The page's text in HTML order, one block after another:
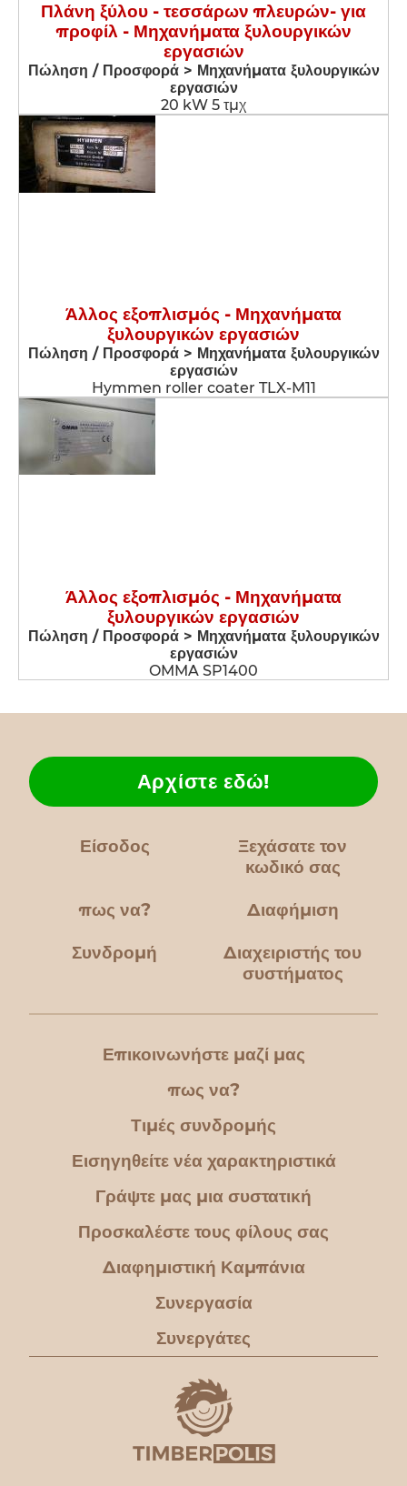
Πλάνη ξύλου - τεσσάρων πλευρών- για
προφίλ - Μηχανήματα ξυλουργικών
εργασιών
Πώληση / Προσφορά > Μηχανήματα ξυλουργικών
εργασιών
20 kW 5 τμχ
Άλλος εξοπλισμός - Μηχανήματα
ξυλουργικών εργασιών
Πώληση / Προσφορά > Μηχανήματα ξυλουργικών
εργασιών
Hymmen roller coater TLX-M11
Άλλος εξοπλισμός - Μηχανήματα
ξυλουργικών εργασιών
Πώληση / Προσφορά > Μηχανήματα ξυλουργικών
εργασιών
OMMA SP1400
Είσοδος
Ξεχάσατε τον
κωδικό σας
πως να?
Αρχίστε εδώ!
Διαφήμιση
Συνδρομή
Διαχειριστής του
συστήματος
Επικοινωνήστε μαζί μας
πως να?
Τιμές συνδρομής
Εισηγηθείτε νέα χαρακτηριστικά
Γράψτε μας μια συστατική
Προσκαλέστε τους φίλους σας
Διαφημιστική Καμπάνια
Συνεργασία
Συνεργάτες